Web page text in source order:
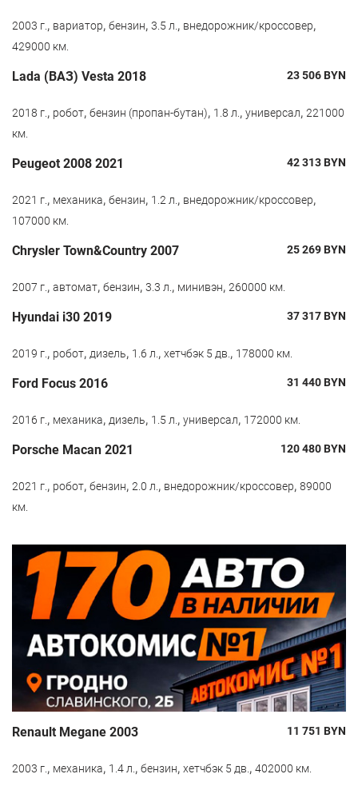
2003 г., вариатор, бензин, 3.5 л., внедорожник/кроссовер,
429000 км.
Lada (ВАЗ) Vesta 2018 23 506BYN
2018 г., робот, бензин (пропан-бутан), 1.8 л., универсал, 221000
км.
Peugeot 2008 2021 42 313BYN
2021 г., механика, бензин, 1.2 л., внедорожник/кроссовер,
107000 км.
Chrysler Town&Country 2007 25 269BYN
2007 г., автомат, бензин, 3.3 л., минивэн, 260000 км.
Hyundai i30 2019 37 317BYN
2019 г., робот, дизель, 1.6 л., хетчбэк 5 дв., 178000 км.
Ford Focus 2016 31 440BYN
2016 г., механика, дизель, 1.5 л., универсал, 172000 км.
Porsche Macan 2021 120 480BYN
2021 г., робот, бензин, 2.0 л., внедорожник/кроссовер, 89000
км.
Renault Megane 2003 11 751 BYN
2003 г., механика, 1.4 л., бензин, хетчбэк 5 дв., 402000 км.